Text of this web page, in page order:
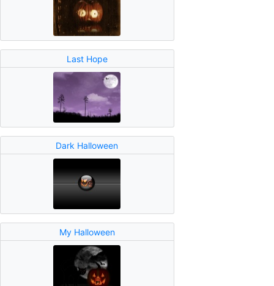
Last Hope
Dark Halloween
My Halloween